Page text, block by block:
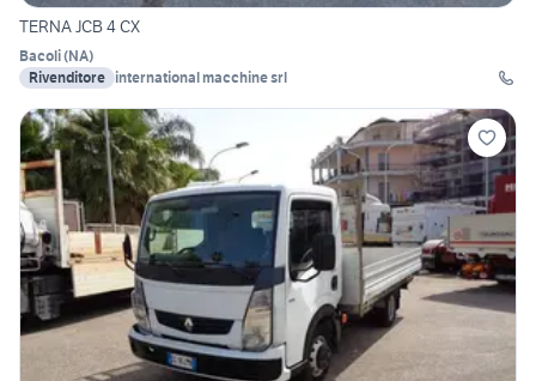
TERNA JCB 4 CX
Bacoli(NA)
Rivenditore international macchine srl